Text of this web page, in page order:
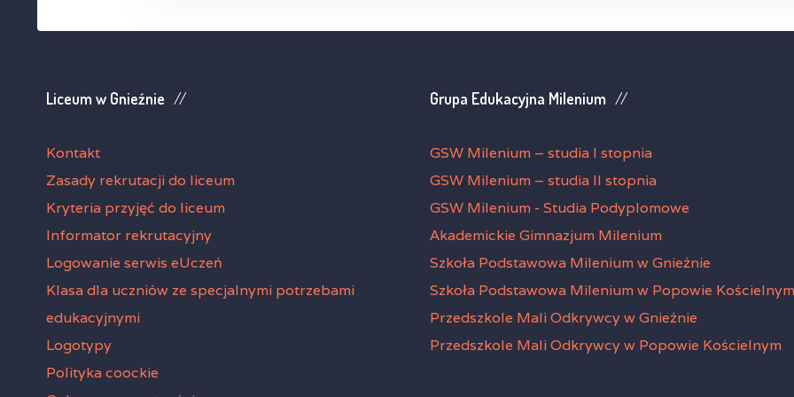
Liceum w Gnieźnie
Kontakt
Zasady rekrutacji do liceum
Kryteria przyjęć do liceum
Informator rekrutacyjny
Logowanie serwis eUczeń
Klasa dla uczniów ze specjalnymi potrzebami
edukacyjnymi
Logotypy
Polityka coockie
Grupa Edukacyjna Milenium
GSW Milenium – studia I stopnia
GSW Milenium – studia II stopnia
GSW Milenium - Studia Podyplomowe
Akademickie Gimnazjum Milenium
Szkoła Podstawowa Milenium w Gnieźnie
Szkoła Podstawowa Milenium w Popowie
Przedszkole Mali Odkrywcy w Gnieźnie
Przedszkole Mali Odkrywcy w Popowie Kościelnym